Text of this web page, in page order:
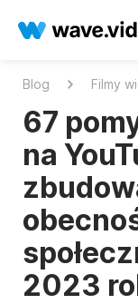
Blog Filmy
67
na
2023